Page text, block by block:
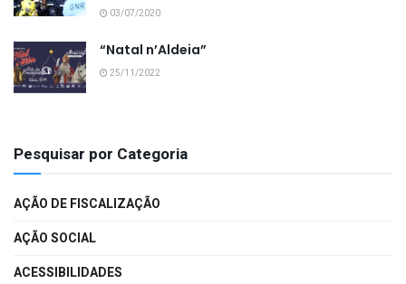
03/07/2020
“Natal n’Aldeia”
25/11/2022
Pesquisar por Categoria
AÇÃO DE FISCALIZAÇÃO
AÇÃO SOCIAL
ACESSIBILIDADES